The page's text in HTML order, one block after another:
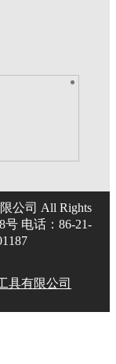
公司 All Rights
号 电话：86-21-
具有限公司